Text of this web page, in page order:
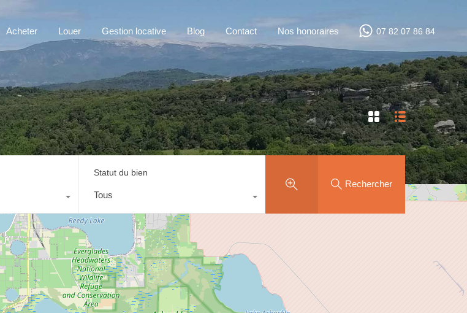
Acheter Louer Gestion locative Blog Contact Nos honoraires 07 82 07 86 84
Statut du bien
Tous
Rechercher